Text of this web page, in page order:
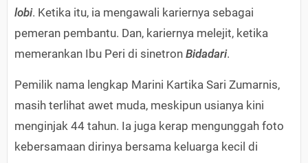
lobi. Ketika itu, ia mengawali kariernya sebagai
pemeran pembantu. Dan, kariernya melejit, ketika
memerankan Ibu Peri di sinetron Bidadari.
Pemilik nama lengkap Marini Kartika Sari Zumarnis,
masih terlihat awet muda, meskipun usianya kini
menginjak 44 tahun. Ia juga kerap mengunggah foto
kebersamaan dirinya bersama keluarga kecil di